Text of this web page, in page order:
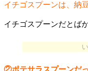
イチゴスプーンは、納
イチゴスプーンだとば
②ポテサラスプーンだ